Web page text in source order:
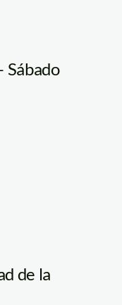
Sábado
de la